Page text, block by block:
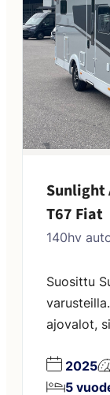
Sunlight
T67 Fiat
140hv
Suosittu
ajovalot,
tunnistaa
2025
5